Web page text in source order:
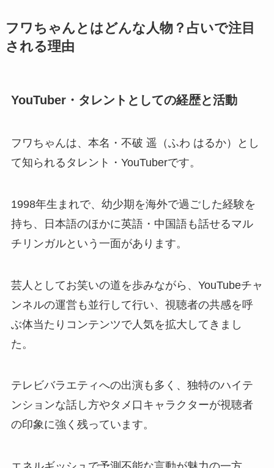
フワちゃんとはどんな人物？占いで注目
される理由
YouTuber・タレントとしての経歴と活動
フワちゃんは、本名・不破 遥（ふわ はるか）とし
て知られるタレント・YouTuberです。
1998年生まれで、幼少期を海外で過ごした経験を
持ち、日本語のほかに英語・中国語も話せるマル
チリンガルという一面があります。
芸人としてお笑いの道を歩みながら、YouTubeチャ
ンネルの運営も並行して行い、視聴者の共感を呼
ぶ体当たりコンテンツで人気を拡大してきまし
た。
テレビバラエティへの出演も多く、独特のハイテ
ンションな話し方やタメ口キャラクターが視聴者
の印象に強く残っています。